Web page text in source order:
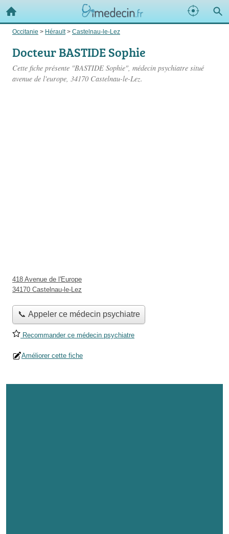
Occitanie > Hérault> Castelnau-le-Lez
Docteur BASTIDE Sophie
Cette fiche présente "BASTIDE Sophie", médecin psychiatre situé
avenue de l'europe, 34170 Castelnau-le-Lez.
418 Avenue de l'Europe
34170 Castelnau-le-Lez
📞 Appeler ce médecin psychiatre
Recommander ce médecin psychiatre
Améliorer cette fiche